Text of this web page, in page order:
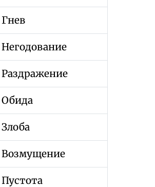
Гнев
Негодование
Раздражение
Обида
Злоба
Возмущение
Пустота